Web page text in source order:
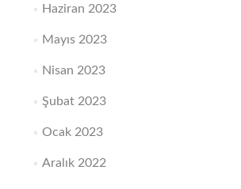
Haziran 2023
Mayıs 2023
Nisan 2023
Şubat 2023
Ocak 2023
Aralık 2022